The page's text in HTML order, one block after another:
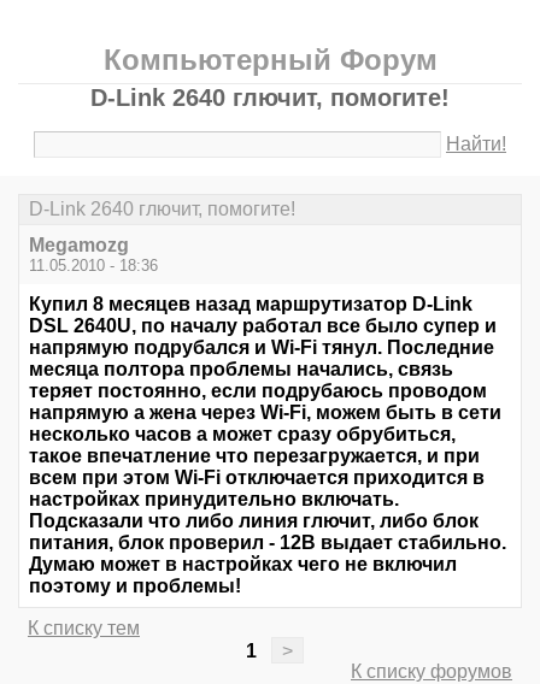
Компьютерный Форум
D-Link 2640 глючит, помогите!
Найти!
D-Link 2640 глючит, помогите!
Megamozg
11.05.2010 - 18:36
Купил 8 месяцев назад маршрутизатор D-Link
DSL 2640U, по началу работал все было супер и
напрямую подрубался и Wi-Fi тянул. Последние
месяца полтора проблемы начались, связь
теряет постоянно, если подрубаюсь проводом
напрямую а жена через Wi-Fi, можем быть в сети
несколько часов а может сразу обрубиться,
такое впечатление что перезагружается, и при
всем при этом Wi-Fi отключается приходится в
настройках принудительно включать.
Подсказали что либо линия глючит, либо блок
питания, блок проверил - 12В выдает стабильно.
Думаю может в настройках чего не включил
поэтому и проблемы!
К списку тем
1
>
К списку форумов